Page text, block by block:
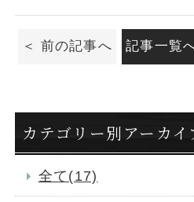
前の記事へ 記事一覧
カテゴリー別アーカイ
全て(17)